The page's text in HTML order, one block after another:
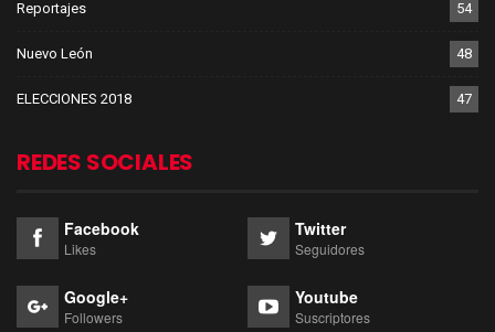
Reportajes 54
Nuevo León 48
ELECCIONES 2018 47
REDES SOCIALES
Facebook
Likes
Twitter
Seguidores
Google+
Followers
Youtube
Suscriptores